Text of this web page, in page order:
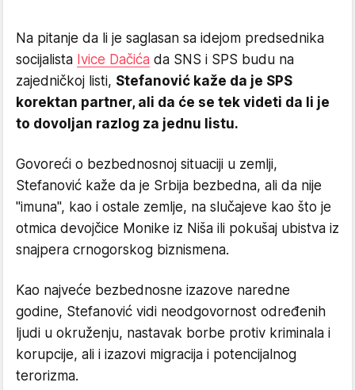
Na pitanje da li je saglasan sa idejom predsednika
socijalista Ivice Dačića da SNS i SPS budu na
zajedničkoj listi, Stefanović kaže da je SPS
korektan partner, ali da će se tek videti da li je
to dovoljan razlog za jednu listu.
Govoreći o bezbednosnoj situaciji u zemlji,
Stefanović kaže da je Srbija bezbedna, ali da nije
"imuna", kao i ostale zemlje, na slučajeve kao što je
otmica devojčice Monike iz Niša ili pokušaj ubistva iz
snajpera crnogorskog biznismena.
Kao najveće bezbednosne izazove naredne
godine, Stefanović vidi neodgovornost određenih
ljudi u okruženju, nastavak borbe protiv kriminala i
korupcije, ali i izazovi migracija i potencijalnog
terorizma.